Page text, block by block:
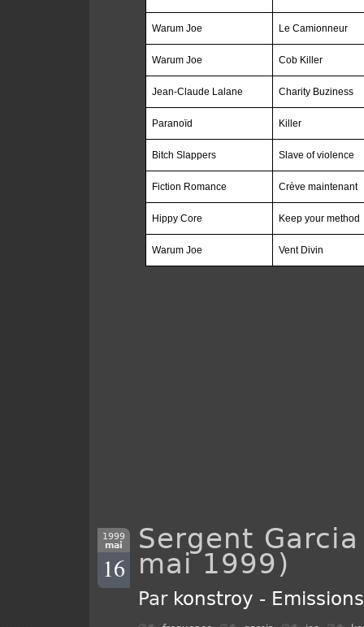
Warum Joe Le Camionneur
Warum Joe Cob Killer
Jean-Claude Lalane Charity Buziness
Paranoïd Killer
Bitch Slappers Slave of violence
Fiction Romance Crève maintenant
Hippy Core Keep your method
Warum Joe Vent Divin
1999
mai
16
Sergent
mai 1999)
Par konstroy -